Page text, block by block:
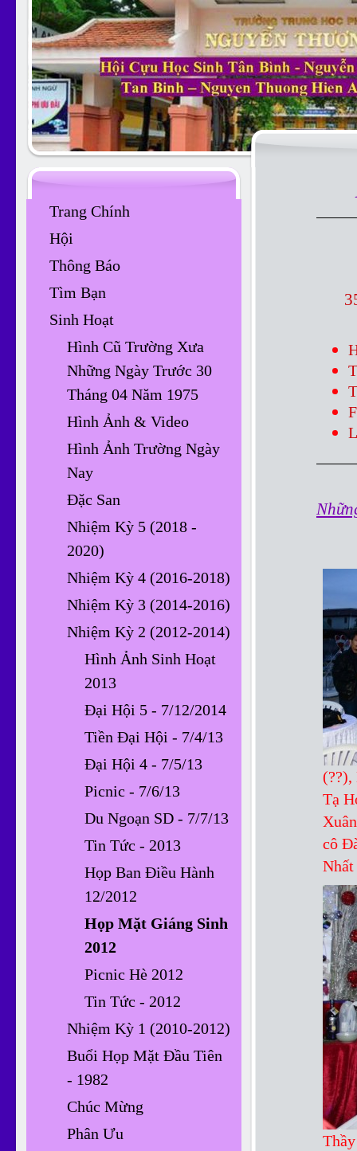
Tạ
cô
Trang Chính
Hội
Thông Báo
Tìm Bạn
Sinh Hoạt
Hình Cũ Trường Xưa
Những Ngày Trước 30
Tháng 04 Năm 1975
Hình Ảnh & Video
Hình Ảnh Trường Ngày
Nay
Đặc San
Nhiệm Kỳ 5 (2018 -
2020)
Nhiệm Kỳ 4 (2016-2018)
Nhiệm Kỳ 3 (2014-2016)
Nhiệm Kỳ 2 (2012-2014)
Hình Ảnh Sinh Hoạt
2013
Đại Hội 5 - 7/12/2014
Tiền Đại Hội - 7/4/13
Đại Hội 4 - 7/5/13
Picnic - 7/6/13
Du Ngoạn SD - 7/7/13
Tin Tức - 2013
Họp Ban Điều Hành
12/2012
Họp Mặt Giáng Sinh
2012
Picnic Hè 2012
Tin Tức - 2012
Nhiệm Kỳ 1 (2010-2012)
Buổi Họp Mặt Đầu Tiên
- 1982
Chúc Mừng
Phân Ưu